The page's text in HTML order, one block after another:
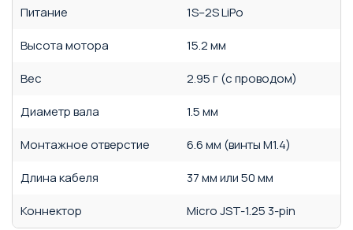
Питание
1S–2S LiPo
Высота мотора
15.2 мм
Вес
2.95 г (с проводом)
Диаметр вала
1.5 мм
Монтажное отверстие
6.6 мм (винты M1.4)
Длина кабеля
37 мм или 50 мм
Коннектор
Micro JST-1.25 3-pin